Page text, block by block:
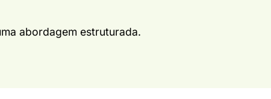
abordagem estruturada.